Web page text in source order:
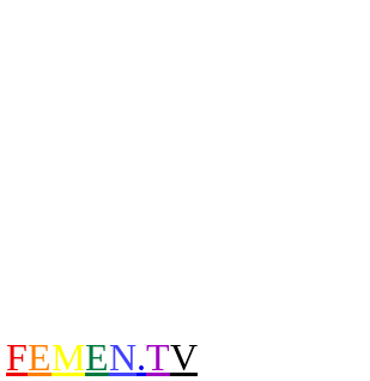
FEMEN.TV